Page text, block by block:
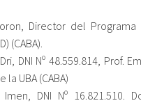
Director del Programa
(CABA).
DNI Nº 48.559.814, Prof.
la UBA (CABA)
DNI Nº 16.821.510.